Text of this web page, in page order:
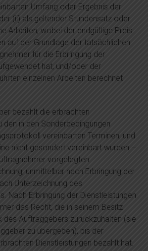
Umfang oder Ergebnis der
(ii) als geltender Stundensatz oder
Arbeiten, wobei der endgültige Preis
auf der Grundlage der tatsächlichen
für die Erbringung der
hat, und/oder der
einzelnen Arbeiten berechnet
bezahlt die erbrachten
den in den Sonderbedingungen
vereinbarten Terminen, und
nicht gesondert vereinbart wurden –
vorgelegten
unmittelbar nach Erbringung der
Unterzeichnung des
Nach Erbringung der Dienstleistungen
das Recht, die in seinem Besitz
des Auftraggebers zurückzuhalten (sie
zu übergeben), bis der
Dienstleistungen bezahlt hat.